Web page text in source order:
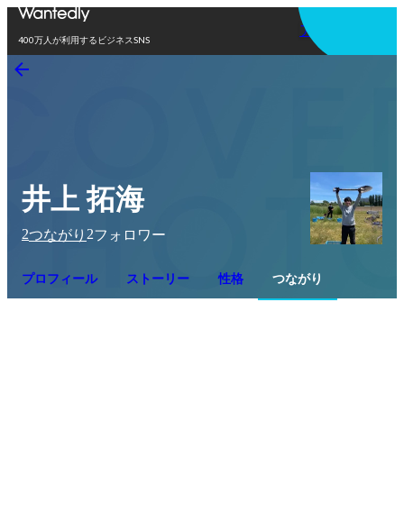
400万人が利用するビジネスSNS
アプリを使う
井上 拓海
2つながり 2フォロワー
プロフィール ストーリー 性格 つながり